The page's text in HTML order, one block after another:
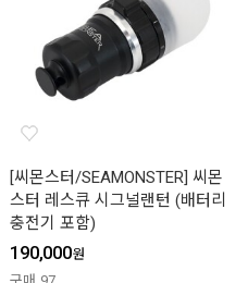
[씨몬스터/SEAMONSTER] 씨몬
스터 레스큐 시그널랜턴 (배터리
충전기 포함)
190,000원